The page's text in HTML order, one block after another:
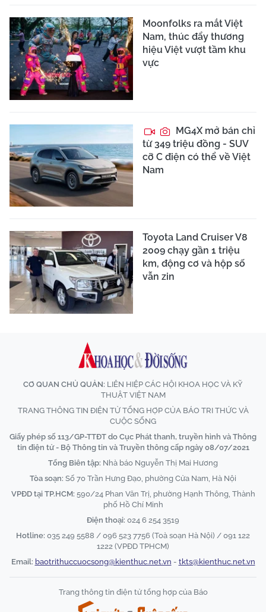
Moonfolks ra mắt Việt
Nam, thúc đẩy thương
hiệu Việt vượt tầm khu
vực
MG4X mở bán chỉ
từ 349 triệu đồng - SUV
cỡ C điện có thể về Việt
Nam
Toyota Land Cruiser V8
2009 chạy gần 1 triệu
km, động cơ và hộp số
vẫn zin
CƠ QUAN CHỦ QUẢN: LIÊN HIỆP CÁC HỘI KHOA HỌC VÀ KỸ
THUẬT VIỆT NAM
TRANG THÔNG TIN ĐIỆN TỬ TỔNG HỢP CỦA BÁO TRI THỨC VÀ
CUỘC SỐNG
Giấy phép số 113/GP-TTĐT do Cục Phát thanh, truyền hình và Thông
tin điện tử - Bộ Thông tin và Truyền thông cấp ngày 08/07/2021
Tổng Biên tập: Nhà báo Nguyễn Thị Mai Hương
Tòa soạn: Số 70 Trần Hưng Đạo, phường Cửa Nam, Hà Nội
VPĐD tại TP.HCM: 590/24 Phan Văn Trị, phường Hạnh Thông, Thành
phố Hồ Chí Minh
Điện thoại: 024 6 254 3519
Hotline: 035 249 5588 / 096 523 7756 (Toà soạn Hà Nội) / 091 122
1222 (VPĐD TPHCM)
Email: baotrithuccuocsong@kienthuc.net.vn - tkts@kienthuc.net.vn
Trang thông tin điện tử tổng hợp của Báo